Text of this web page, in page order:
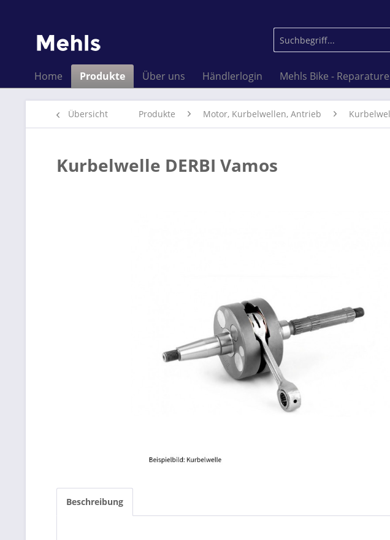
Home Produkte Über uns Händlerlogin Mehls Bike -
Übersicht Produkte Motor, Kurbelwellen, Antrieb
Kurbelwelle DERBI Vamos
Beschreibung